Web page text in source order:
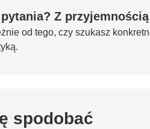
Z
od tego, czy szukasz
spodobać